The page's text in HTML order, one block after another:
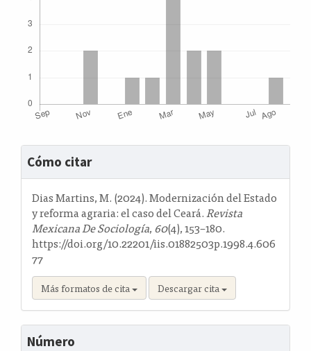
Detalles
del
artículo
Cómo citar
Dias Martins, M. (2024). Modernización del Estado
y reforma agraria: el caso del Ceará.Revista
Mexicana De Sociología, 60(4), 153–180.
https://doi.org/10.22201/iis.01882503p.1998.4.606
77
Más formatos de cita Descargar cita
Número